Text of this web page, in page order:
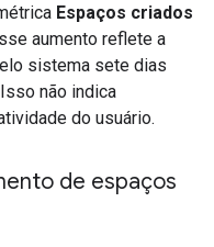
Espaços criados
aumento reflete a
sistema sete dias
não indica
do usuário.
de espaços